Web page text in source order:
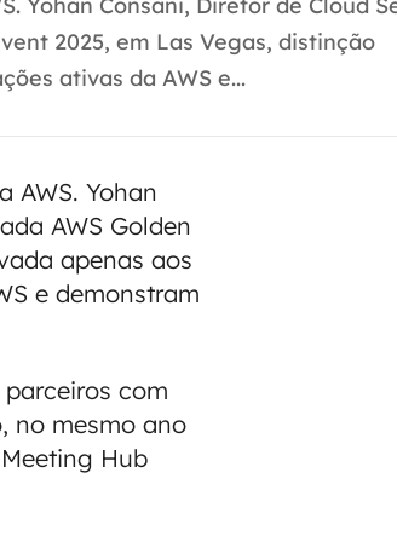
2025, em Las Vegas, distinção
ativas da AWS e...
AWS. Yohan
AWS Golden
apenas aos
e demonstram
com
no mesmo ano
Hub